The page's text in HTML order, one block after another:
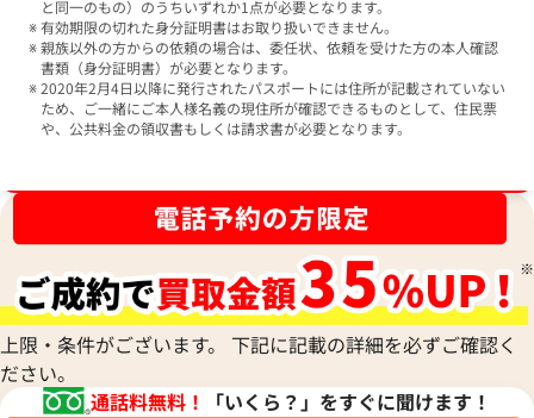
と同一のもの）のうちいずれか1点が必要となります。
有効期限の切れた身分証明書はお取り扱いできません。
親族以外の方からの依頼の場合は、委任状、依頼を受けた方の本人確認
書類（身分証明書）が必要となります。
2020年2月4日以降に発行されたパスポートには住所が記載されていない
ため、ご一緒にご本人様名義の現住所が確認できるものとして、住民票
や、公共料金の領収書もしくは請求書が必要となります。
上限・条件がございます。 下記に記載の詳細を必ずご確認く
ださい。
通話料無料！
「いくら？」をすぐに聞けます！